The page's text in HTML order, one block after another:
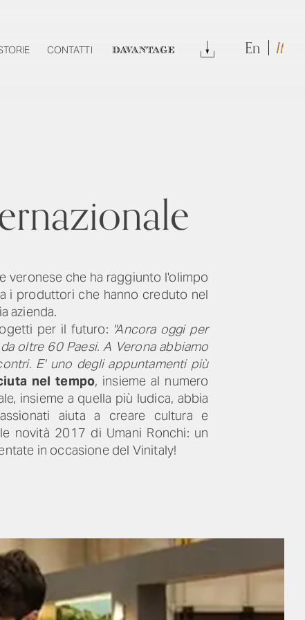
CONTATTI DAVANTAGE DOWNLOAD
En It
veronese che ha raggiunto l'olimpo
i produttori che hanno creduto nel
azienda.
per il futuro: "Ancora oggi per
oltre 60 Paesi. A Verona abbiamo
E' uno degli appuntamenti più
nel tempo, insieme al numero
insieme a quella più ludica, abbia
aiuta a creare cultura e
novità 2017 di Umani Ronchi: un
in occasione del Vinitaly!